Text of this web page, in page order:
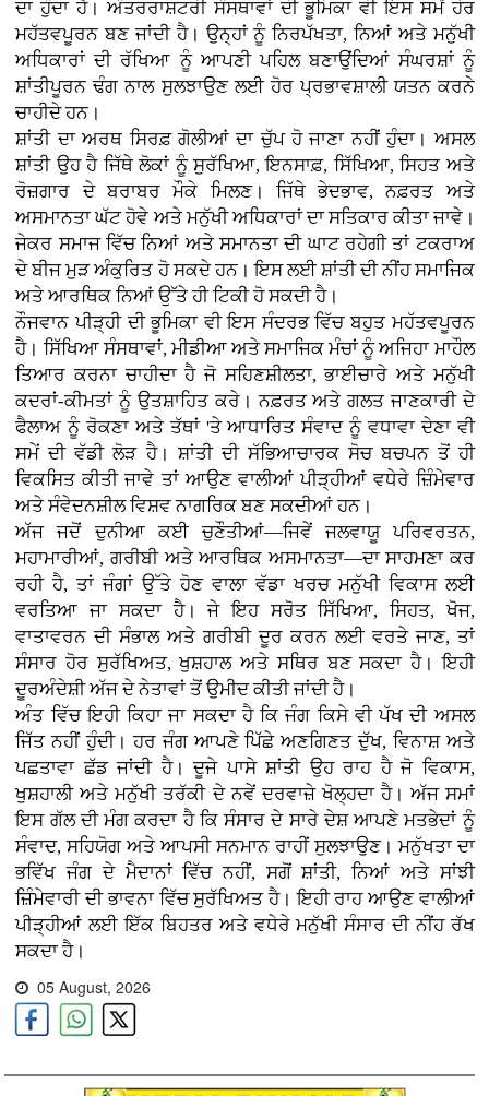
ਦਾ ਹੁੰਦਾ ਹੈ। ਅੰਤਰਰਾਸ਼ਟਰੀ ਸੰਸਥਾਵਾਂ ਦੀ ਭੂਮਿਕਾ ਵੀ ਇਸ ਸਮੇਂ ਹੋਰ
ਮਹੱਤਵਪੂਰਨ ਬਣ ਜਾਂਦੀ ਹੈ। ਉਨ੍ਹਾਂ ਨੂੰ ਨਿਰਪੱਖਤਾ, ਨਿਆਂ ਅਤੇ ਮਨੁੱਖੀ
ਅਧਿਕਾਰਾਂ ਦੀ ਰੱਖਿਆ ਨੂੰ ਆਪਣੀ ਪਹਿਲ ਬਣਾਉਂਦਿਆਂ ਸੰਘਰਸ਼ਾਂ ਨੂੰ
ਸ਼ਾਂਤੀਪੂਰਨ ਢੰਗ ਨਾਲ ਸੁਲਝਾਉਣ ਲਈ ਹੋਰ ਪ੍ਰਭਾਵਸ਼ਾਲੀ ਯਤਨ ਕਰਨੇ
ਚਾਹੀਦੇ ਹਨ।
ਸ਼ਾਂਤੀ ਦਾ ਅਰਥ ਸਿਰਫ਼ ਗੋਲੀਆਂ ਦਾ ਚੁੱਪ ਹੋ ਜਾਣਾ ਨਹੀਂ ਹੁੰਦਾ। ਅਸਲ
ਸ਼ਾਂਤੀ ਉਹ ਹੈ ਜਿੱਥੇ ਲੋਕਾਂ ਨੂੰ ਸੁਰੱਖਿਆ, ਇਨਸਾਫ਼, ਸਿੱਖਿਆ, ਸਿਹਤ ਅਤੇ
ਰੋਜ਼ਗਾਰ ਦੇ ਬਰਾਬਰ ਮੌਕੇ ਮਿਲਣ। ਜਿੱਥੇ ਭੇਦਭਾਵ, ਨਫ਼ਰਤ ਅਤੇ
ਅਸਮਾਨਤਾ ਘੱਟ ਹੋਵੇ ਅਤੇ ਮਨੁੱਖੀ ਅਧਿਕਾਰਾਂ ਦਾ ਸਤਿਕਾਰ ਕੀਤਾ ਜਾਵੇ।
ਜੇਕਰ ਸਮਾਜ ਵਿੱਚ ਨਿਆਂ ਅਤੇ ਸਮਾਨਤਾ ਦੀ ਘਾਟ ਰਹੇਗੀ ਤਾਂ ਟਕਰਾਅ
ਦੇ ਬੀਜ ਮੁੜ ਅੰਕੁਰਿਤ ਹੋ ਸਕਦੇ ਹਨ। ਇਸ ਲਈ ਸ਼ਾਂਤੀ ਦੀ ਨੀਂਹ ਸਮਾਜਿਕ
ਅਤੇ ਆਰਥਿਕ ਨਿਆਂ ਉੱਤੇ ਹੀ ਟਿਕੀ ਹੋ ਸਕਦੀ ਹੈ।
ਨੌਜਵਾਨ ਪੀੜ੍ਹੀ ਦੀ ਭੂਮਿਕਾ ਵੀ ਇਸ ਸੰਦਰਭ ਵਿੱਚ ਬਹੁਤ ਮਹੱਤਵਪੂਰਨ
ਹੈ। ਸਿੱਖਿਆ ਸੰਸਥਾਵਾਂ, ਮੀਡੀਆ ਅਤੇ ਸਮਾਜਿਕ ਮੰਚਾਂ ਨੂੰ ਅਜਿਹਾ ਮਾਹੌਲ
ਤਿਆਰ ਕਰਨਾ ਚਾਹੀਦਾ ਹੈ ਜੋ ਸਹਿਣਸ਼ੀਲਤਾ, ਭਾਈਚਾਰੇ ਅਤੇ ਮਨੁੱਖੀ
ਕਦਰਾਂ-ਕੀਮਤਾਂ ਨੂੰ ਉਤਸ਼ਾਹਿਤ ਕਰੇ। ਨਫ਼ਰਤ ਅਤੇ ਗਲਤ ਜਾਣਕਾਰੀ ਦੇ
ਫੈਲਾਅ ਨੂੰ ਰੋਕਣਾ ਅਤੇ ਤੱਥਾਂ 'ਤੇ ਆਧਾਰਿਤ ਸੰਵਾਦ ਨੂੰ ਵਧਾਵਾ ਦੇਣਾ ਵੀ
ਸਮੇਂ ਦੀ ਵੱਡੀ ਲੋੜ ਹੈ। ਸ਼ਾਂਤੀ ਦੀ ਸੱਭਿਆਚਾਰਕ ਸੋਚ ਬਚਪਨ ਤੋਂ ਹੀ
ਵਿਕਸਿਤ ਕੀਤੀ ਜਾਵੇ ਤਾਂ ਆਉਣ ਵਾਲੀਆਂ ਪੀੜ੍ਹੀਆਂ ਵਧੇਰੇ ਜ਼ਿੰਮੇਵਾਰ
ਅਤੇ ਸੰਵੇਦਨਸ਼ੀਲ ਵਿਸ਼ਵ ਨਾਗਰਿਕ ਬਣ ਸਕਦੀਆਂ ਹਨ।
ਅੱਜ ਜਦੋਂ ਦੁਨੀਆ ਕਈ ਚੁਣੌਤੀਆਂ—ਜਿਵੇਂ ਜਲਵਾਯੂ ਪਰਿਵਰਤਨ,
ਮਹਾਮਾਰੀਆਂ, ਗਰੀਬੀ ਅਤੇ ਆਰਥਿਕ ਅਸਮਾਨਤਾ—ਦਾ ਸਾਹਮਣਾ ਕਰ
ਰਹੀ ਹੈ, ਤਾਂ ਜੰਗਾਂ ਉੱਤੇ ਹੋਣ ਵਾਲਾ ਵੱਡਾ ਖਰਚ ਮਨੁੱਖੀ ਵਿਕਾਸ ਲਈ
ਵਰਤਿਆ ਜਾ ਸਕਦਾ ਹੈ। ਜੇ ਇਹ ਸਰੋਤ ਸਿੱਖਿਆ, ਸਿਹਤ, ਖੋਜ,
ਵਾਤਾਵਰਨ ਦੀ ਸੰਭਾਲ ਅਤੇ ਗਰੀਬੀ ਦੂਰ ਕਰਨ ਲਈ ਵਰਤੇ ਜਾਣ, ਤਾਂ
ਸੰਸਾਰ ਹੋਰ ਸੁਰੱਖਿਅਤ, ਖੁਸ਼ਹਾਲ ਅਤੇ ਸਥਿਰ ਬਣ ਸਕਦਾ ਹੈ। ਇਹੀ
ਦੂਰਅੰਦੇਸ਼ੀ ਅੱਜ ਦੇ ਨੇਤਾਵਾਂ ਤੋਂ ਉਮੀਦ ਕੀਤੀ ਜਾਂਦੀ ਹੈ।
ਅੰਤ ਵਿੱਚ ਇਹੀ ਕਿਹਾ ਜਾ ਸਕਦਾ ਹੈ ਕਿ ਜੰਗ ਕਿਸੇ ਵੀ ਪੱਖ ਦੀ ਅਸਲ
ਜਿੱਤ ਨਹੀਂ ਹੁੰਦੀ। ਹਰ ਜੰਗ ਆਪਣੇ ਪਿੱਛੇ ਅਣਗਿਣਤ ਦੁੱਖ, ਵਿਨਾਸ਼ ਅਤੇ
ਪਛਤਾਵਾ ਛੱਡ ਜਾਂਦੀ ਹੈ। ਦੂਜੇ ਪਾਸੇ ਸ਼ਾਂਤੀ ਉਹ ਰਾਹ ਹੈ ਜੋ ਵਿਕਾਸ,
ਖੁਸ਼ਹਾਲੀ ਅਤੇ ਮਨੁੱਖੀ ਤਰੱਕੀ ਦੇ ਨਵੇਂ ਦਰਵਾਜ਼ੇ ਖੋਲ੍ਹਦਾ ਹੈ। ਅੱਜ ਸਮਾਂ
ਇਸ ਗੱਲ ਦੀ ਮੰਗ ਕਰਦਾ ਹੈ ਕਿ ਸੰਸਾਰ ਦੇ ਸਾਰੇ ਦੇਸ਼ ਆਪਣੇ ਮਤਭੇਦਾਂ ਨੂੰ
ਸੰਵਾਦ, ਸਹਿਯੋਗ ਅਤੇ ਆਪਸੀ ਸਨਮਾਨ ਰਾਹੀਂ ਸੁਲਝਾਉਣ। ਮਨੁੱਖਤਾ ਦਾ
ਭਵਿੱਖ ਜੰਗ ਦੇ ਮੈਦਾਨਾਂ ਵਿੱਚ ਨਹੀਂ, ਸਗੋਂ ਸ਼ਾਂਤੀ, ਨਿਆਂ ਅਤੇ ਸਾਂਝੀ
ਜ਼ਿੰਮੇਵਾਰੀ ਦੀ ਭਾਵਨਾ ਵਿੱਚ ਸੁਰੱਖਿਅਤ ਹੈ। ਇਹੀ ਰਾਹ ਆਉਣ ਵਾਲੀਆਂ
ਪੀੜ੍ਹੀਆਂ ਲਈ ਇੱਕ ਬਿਹਤਰ ਅਤੇ ਵਧੇਰੇ ਮਨੁੱਖੀ ਸੰਸਾਰ ਦੀ ਨੀਂਹ ਰੱਖ
ਸਕਦਾ ਹੈ।
05 August, 2026